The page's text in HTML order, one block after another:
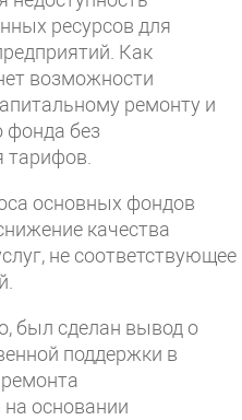
ресурсов для
Как
возможности
ремонту и
фонда без
тарифов.
основных фондов
качества
не соответствующее
был сделан вывод о
поддержки в
основании